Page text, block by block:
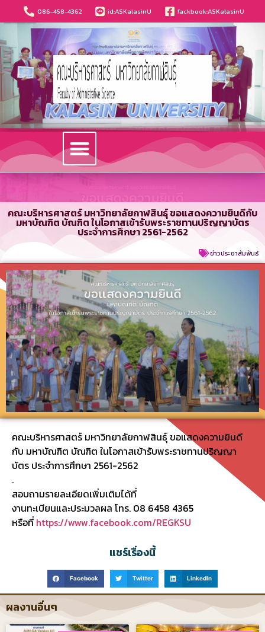
086-458-4362 id:ASKalasinU fackbook:ASKalasinU
คณะบริหารศาสตร์ มหาวิทยาลัยกาฬสินธุ์ ขอแสดงความยินดีกับ
มหาบัณฑิต บัณฑิต ในโอกาสเข้ารับพระราชทานปริญญาบัตร
ประจำการศึกษา 2561-2562
ข่าวประชาสัมพันธ์
คณะบริหารศาสตร์ มหาวิทยาลัยกาฬสินธุ์ ขอแสดงความยินดี
กับ มหาบัณฑิต บัณฑิต ในโอกาสเข้ารับพระราชทานปริญญา
บัตร ประจำการศึกษา 2561-2562
.
สอบถามรายละเอียดเพิ่มเติมได้ที่
งานทะเบียนและประมวลผล โทร. 08 6458 4365
หรือที่ https://www.facebook.com/REGKSU
แชร์เรื่องนี้
Facebook Twitter LinkedIn
ผลงานอื่นๆ